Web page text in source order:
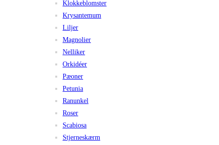
Klokkeblomster
Krysantemum
Liljer
Magnolier
Nelliker
Orkidéer
Pæoner
Petunia
Ranunkel
Roser
Scabiosa
Stjerneskærm